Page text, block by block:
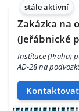
stále aktivní
Zakázka na
(Jeřábnické
Instituce(Praha)
AD-28 na
Kontaktovat